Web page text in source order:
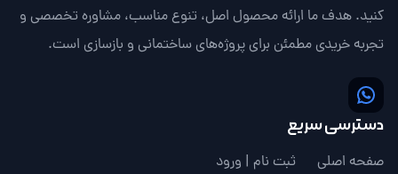
کنید. هدف ما ارائه محصول اصل، تنوع مناسب، مشاوره تخصصی و
تجربه خریدی مطمئن برای پروژه‌های ساختمانی و بازسازی است.
دسترسی سریع
صفحه اصلی
ثبت نام | ورود